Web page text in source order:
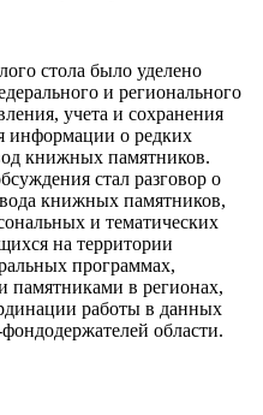
стола было уделено
и регионального
учета и сохранения
информации о редких
книжных памятников.
стал разговор о
книжных памятников,
и тематических
на территории
программах,
в регионах,
работы в данных
области.